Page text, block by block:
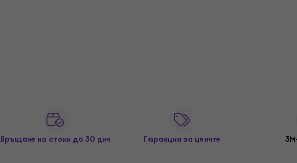
Връщане на стоки до 30 дни Гаранция за цените